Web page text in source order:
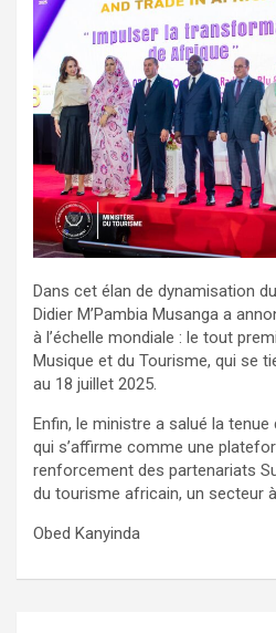
Dans cet élan de dynamisation
Didier M’Pambia Musanga a
à l’échelle mondiale : le tout
Musique et du Tourisme, qui se
au 18 juillet 2025.
Enfin, le ministre a salué la tenue
qui s’affirme comme une
renforcement des partenariats
du tourisme africain, un secteur
Obed Kanyinda